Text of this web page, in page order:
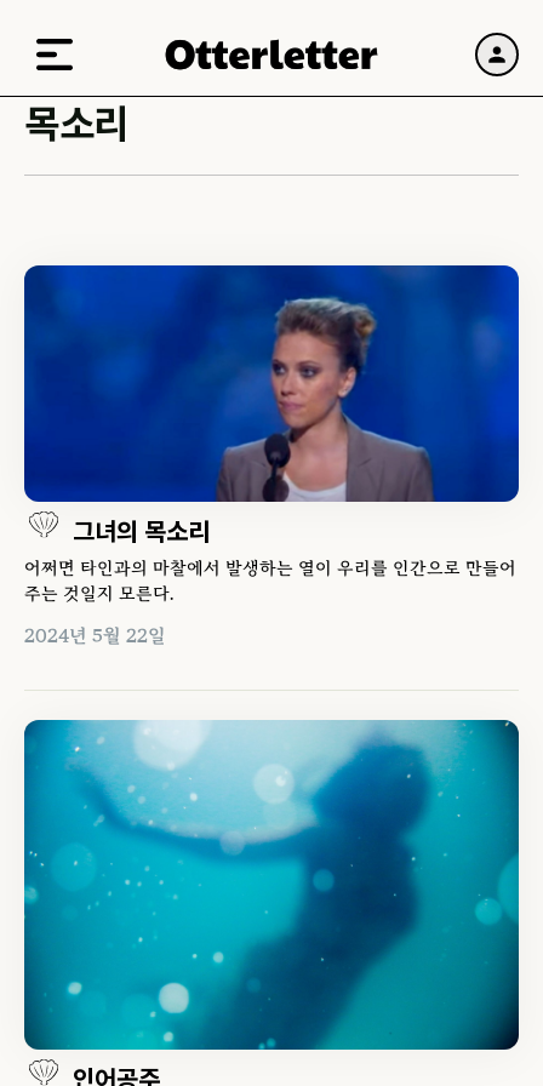
목소리
그녀의 목소리
어쩌면 타인과의 마찰에서 발생하는 열이 우리를 인간으로 만들어
주는 것일지 모른다.
2024년 5월 22일
인어공주